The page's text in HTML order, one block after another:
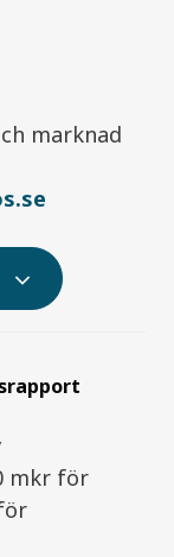
marknad
mkr för